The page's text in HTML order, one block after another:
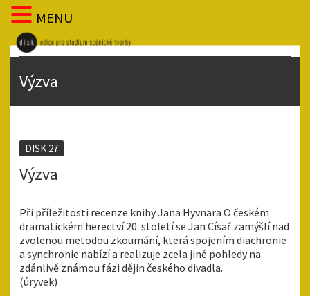
Výzva
DISK 27
Výzva
Při příležitosti recenze knihy Jana Hyvnara O českém
dramatickém herectví 20. století se Jan Císař zamýšlí nad
zvolenou metodou zkoumání, která spojením diachronie
a synchronie nabízí a realizuje zcela jiné pohledy na
zdánlivě známou fázi dějin českého divadla.
(úryvek)
MENU